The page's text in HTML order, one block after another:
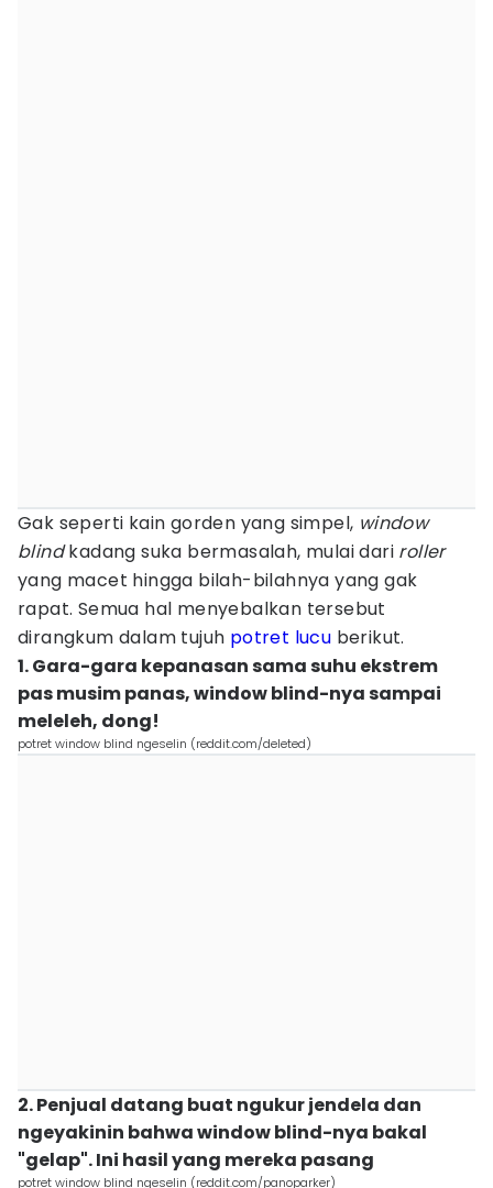
Gak seperti kain gorden yang simpel, window
blindkadang suka bermasalah, mulai dari roller
yang macet hingga bilah-bilahnya yang gak
rapat. Semua hal menyebalkan tersebut
dirangkum dalam tujuh potret lucu berikut.
1. Gara-gara kepanasan sama suhu ekstrem
pas musim panas, window blind-nya sampai
meleleh, dong!
potret window blind ngeselin (reddit.com/deleted)
2. Penjual datang buat ngukur jendela dan
ngeyakinin bahwa window blind-nya bakal
"gelap". Ini hasil yang mereka pasang
potret window blind ngeselin (reddit.com/panoparker)